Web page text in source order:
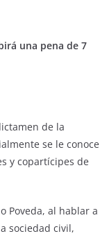
una pena de 7
de la
se le conoce
y copartícipes de
Poveda, al hablar a
sociedad civil,